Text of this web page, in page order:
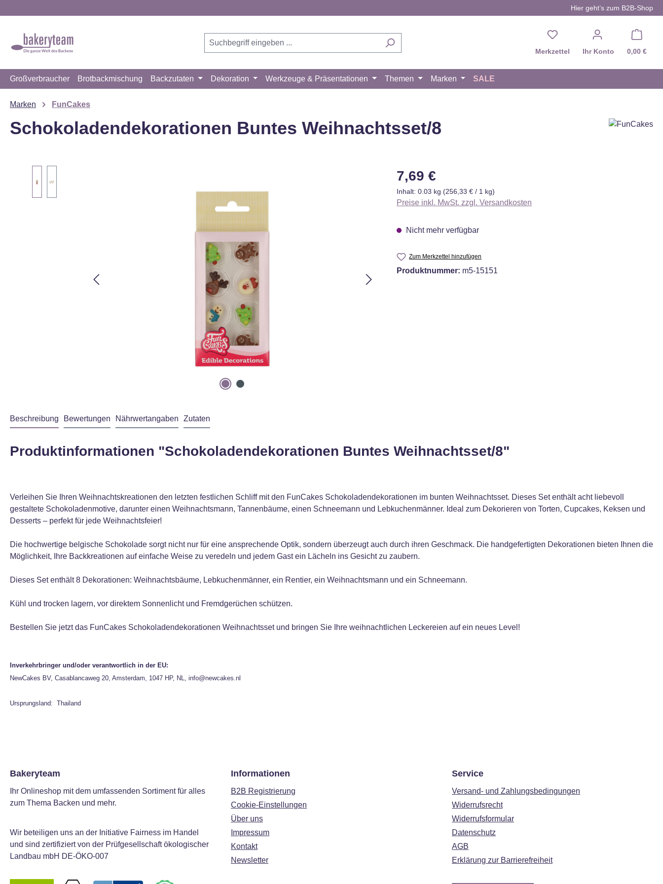
Hier geht’s zum B2B-Shop
Merkzettel Du hast 0 Produkte auf
Ihr Konto 0,00 €
Großverbraucher Brotbackmischung Backzutaten Dekoration Werkzeuge & Präsentationen Themen Marken SALE
Marken FunCakes
Schokoladendekorationen Buntes Weihnachtsset/8
Regulärer Preis:
7,69 €
Inhalt: 0.03 kg (256,33 € / 1 kg)
Preise inkl. MwSt. zzgl. Versandkosten
Nicht mehr verfügbar
Zum Merkzettel hinzufügen
Produktnummer: m5-15151
Beschreibung Bewertungen Nährwertangaben Zutaten
Produktinformationen "Schokoladendekorationen Buntes Weihnachtsset/8"
Verleihen Sie Ihren Weihnachtskreationen den letzten festlichen Schliff mit den FunCakes Schokoladendekorationen im bunten Weihnachtsset. Dieses Set enthält acht liebevoll
gestaltete Schokoladenmotive, darunter einen Weihnachtsmann, Tannenbäume, einen Schneemann und Lebkuchenmänner. Ideal zum Dekorieren von Torten, Cupcakes, Keksen und
Desserts – perfekt für jede Weihnachtsfeier!
Die hochwertige belgische Schokolade sorgt nicht nur für eine ansprechende Optik, sondern überzeugt auch durch ihren Geschmack. Die handgefertigten Dekorationen bieten Ihnen die
Möglichkeit, Ihre Backkreationen auf einfache Weise zu veredeln und jedem Gast ein Lächeln ins Gesicht zu zaubern.
Dieses Set enthält 8 Dekorationen: Weihnachtsbäume, Lebkuchenmänner, ein Rentier, ein Weihnachtsmann und ein Schneemann.
Kühl und trocken lagern, vor direktem Sonnenlicht und Fremdgerüchen schützen.
Bestellen Sie jetzt das FunCakes Schokoladendekorationen Weihnachtsset und bringen Sie Ihre weihnachtlichen Leckereien auf ein neues Level!
Inverkehrbringer und/oder verantwortlich in der EU:
NewCakes BV, Casablancaweg 20, Amsterdam, 1047 HP, NL, info@newcakes.nl
Ursprungsland: Thailand
Bakeryteam
Ihr Onlineshop mit dem umfassenden Sortiment für alles
zum Thema Backen und mehr.
Wir beteiligen uns an der Initiative Fairness im Handel
und sind zertifiziert von der Prüfgesellschaft ökologischer
Landbau mbH DE-ÖKO-007
Informationen
B2B Registrierung
Cookie-Einstellungen
Über uns
Impressum
Kontakt
Newsletter
Service
Versand- und Zahlungsbedingungen
Widerrufsrecht
Widerrufsformular
Datenschutz
AGB
Erklärung zur Barrierefreiheit